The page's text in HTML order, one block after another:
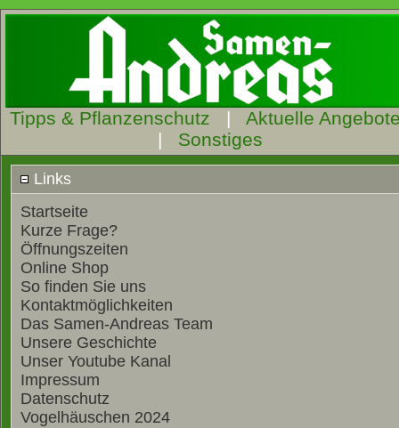
Tipps & Pflanzenschutz | Aktuelle
| Sonstiges
Links
Startseite
Kurze Frage?
Öffnungszeiten
Online Shop
So finden Sie uns
Kontaktmöglichkeiten
Das Samen-Andreas Team
Unsere Geschichte
Unser Youtube Kanal
Impressum
Datenschutz
Vogelhäuschen 2024